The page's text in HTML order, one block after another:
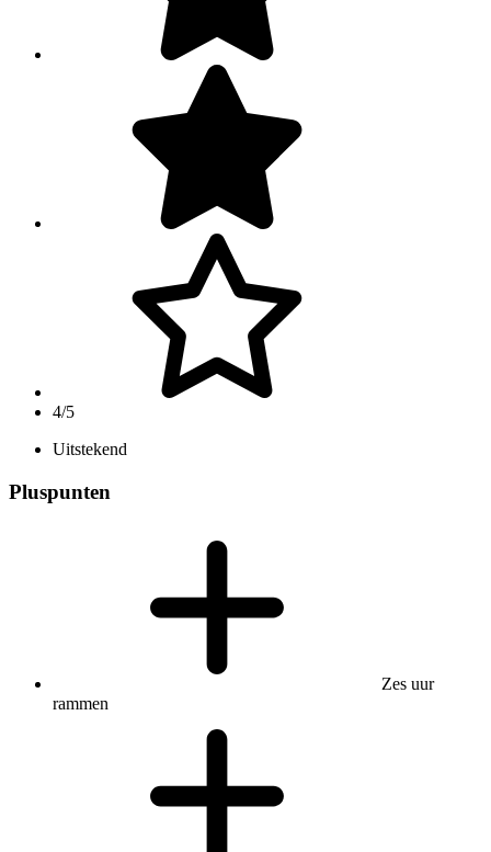
4/5
Uitstekend
Pluspunten
Zes uur
rammen